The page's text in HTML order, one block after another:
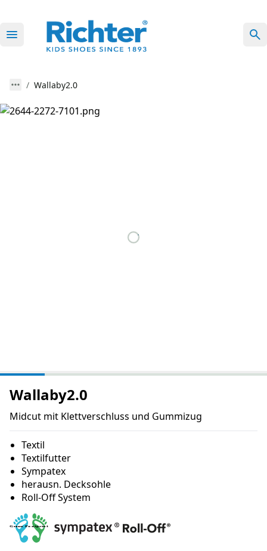
Wallaby2.0
Wallaby2.0
Midcut mit Klettverschluss und Gummizug
Textil
Textilfutter
Sympatex
herausn. Decksohle
Roll-Off System